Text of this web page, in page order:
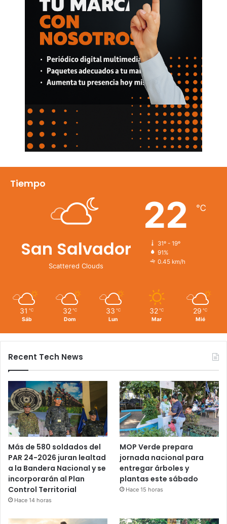
Tiempo
San Salvador
Scattered Clouds
22 ℃
31º - 19º
91%
0.45 km/h
31 ℃
Sáb
32 ℃
Dom
33 ℃
Lun
32 ℃
Mar
29 ℃
Mié
Recent Tech News
Más de 580 soldados del
PAR 24-2026 juran lealtad
a la Bandera Nacional y se
incorporarán al Plan
Control Territorial
Hace 14 horas
MOP Verde prepara
jornada nacional para
entregar árboles y
plantas este sábado
Hace 15 horas